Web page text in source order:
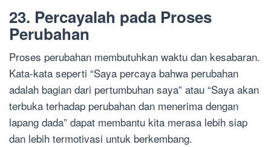
23. Percayalah pada Proses
Perubahan
Proses perubahan membutuhkan waktu dan kesabaran.
Kata-kata seperti “Saya percaya bahwa perubahan
adalah bagian dari pertumbuhan saya” atau “Saya akan
terbuka terhadap perubahan dan menerima dengan
lapang dada” dapat membantu kita merasa lebih siap
dan lebih termotivasi untuk berkembang.